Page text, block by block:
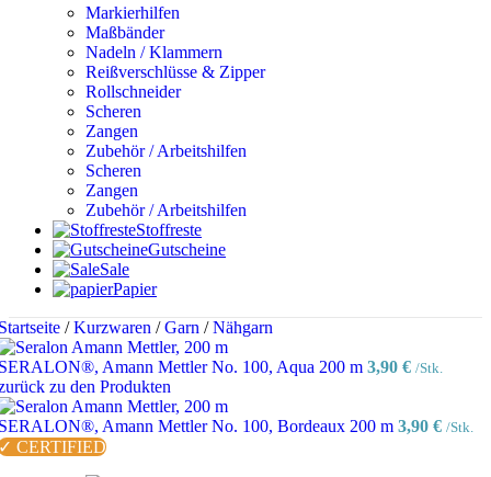
Markierhilfen
Maßbänder
Nadeln / Klammern
Reißverschlüsse & Zipper
Rollschneider
Scheren
Zangen
Zubehör / Arbeitshilfen
Scheren
Zangen
Zubehör / Arbeitshilfen
Stoffreste
Gutscheine
Sale
Papier
/ Kurzwaren / Garn / Nähgarn
Amann Mettler No. 100, Aqua 200 m 3,90 € /Stk.
zu den Produkten
Amann Mettler No. 100, Bordeaux 200 m 3,90 € /Stk.
CERTIFIED